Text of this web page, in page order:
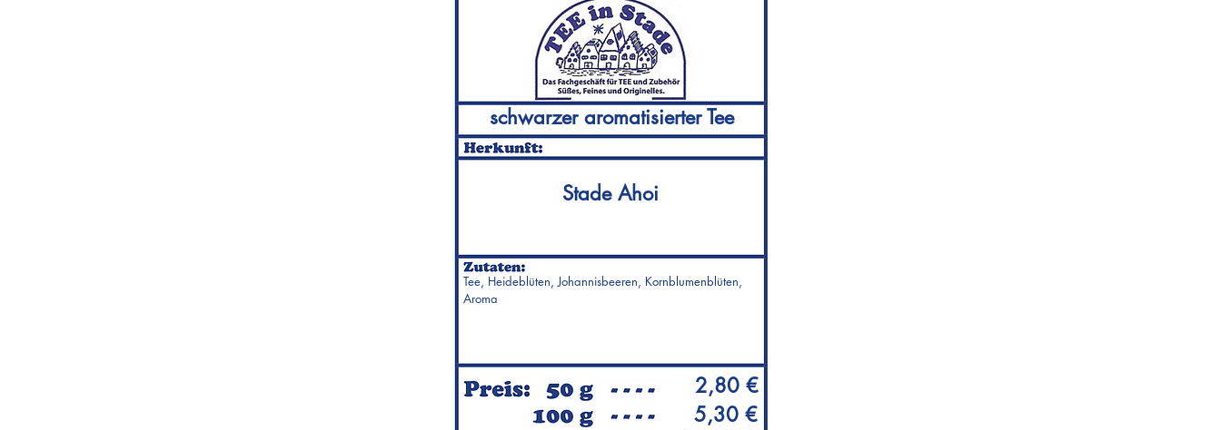
schwarzer aromatisierter Tee
Stade Ahoi
Tee, Heideblüten, Johannisbeeren, Kornblumenblüten,
Aroma
2,80 €
5,30 €